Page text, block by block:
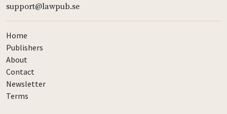
support@lawpub.se
Home
Publishers
About
Contact
Newsletter
Terms